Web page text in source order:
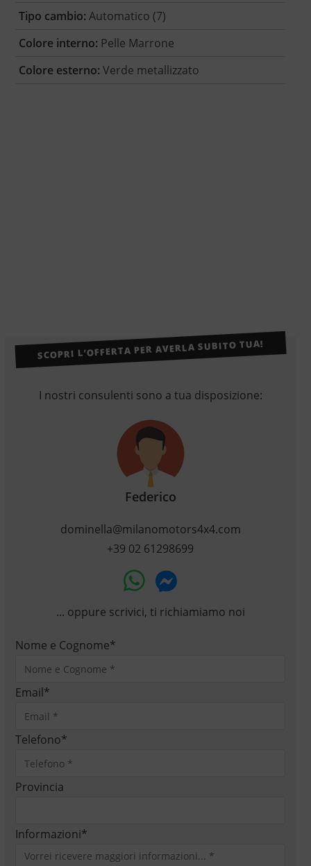
Tipo cambio: Automatico (7)
Colore interno: Pelle Marrone
Colore esterno: Verde metallizzato
SCOPRI L’OFFERTA PER AVERLA SUBITO TUA!
I nostri consulenti sono a tua disposizione:
Federico
dominella@milanomotors4x4.com
+39 02 61298699
... oppure scrivici, ti richiamiamo noi
Nome e Cognome*
Email*
Telefono*
Provincia
Informazioni*